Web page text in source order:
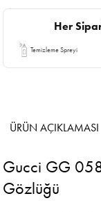
Her
Temizleme Spreyi
ÜRÜN AÇIKLAMASI
Gucci GG
Gözlüğü